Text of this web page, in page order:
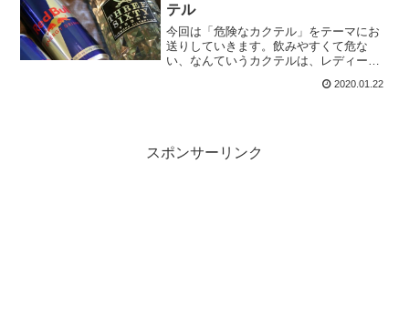
テル
今回は「危険なカクテル」をテーマにお
送りしていきます。飲みやすくて危な
い、なんていうカクテルは、レディーキ
むのに覚悟がいることもある、シンプル
2020.01.22
スポンサーリンク